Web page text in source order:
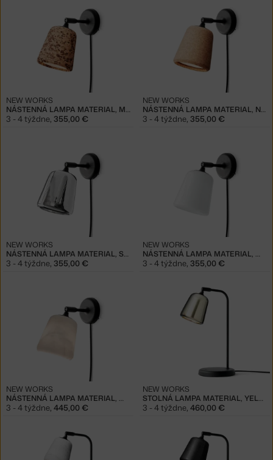
NÁSTENNÁ LAMPA MATERIAL, MIXED CORK
NEW WORKS
3 - 4 týždne, 355,00 €
NÁSTENNÁ LAMPA MATERIAL, NATURAL CORK
NEW WORKS
3 - 4 týždne, 355,00 €
NÁSTENNÁ LAMPA MATERIAL, STAINLESS STEEL
NEW WORKS
3 - 4 týždne, 355,00 €
NÁSTENNÁ LAMPA MATERIAL, WHITE OPAL GLASS
NEW WORKS
3 - 4 týždne, 355,00 €
NÁSTENNÁ LAMPA MATERIAL, WHITE MARBLE
NEW WORKS
3 - 4 týždne, 445,00 €
STOLNÁ LAMPA MATERIAL, YELLOW STEEL
NEW WORKS
3 - 4 týždne, 460,00 €